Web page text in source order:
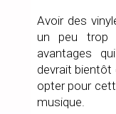
Avoir des
un peu trop
avantages
devrait bientôt
opter pour
musique.